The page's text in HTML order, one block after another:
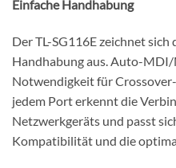
Einfache Handhabung
Der TL-SG116E zeichnet
Handhabung aus. Auto-
Notwendigkeit für
jedem Port erkennt die
Netzwerkgeräts und passt
Kompatibilität und die